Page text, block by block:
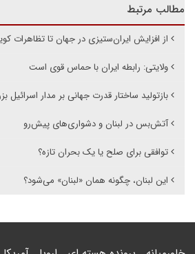
مطالب مرتبط
از افزایش ایران‌ستیزی در جهان تا تظاهرات
ولایتی: رابطه ایران با حماس قوی است
بازتولید ساختار قدرت جهانی بر مدار اسرائیل
آتش‌بس در لبنان و دشواری‌های پیش‌‌رو
توافقی برای صلح یا یک بحران تازه؟
این لبنان، چگونه همان «لبنان» می‌شود؟